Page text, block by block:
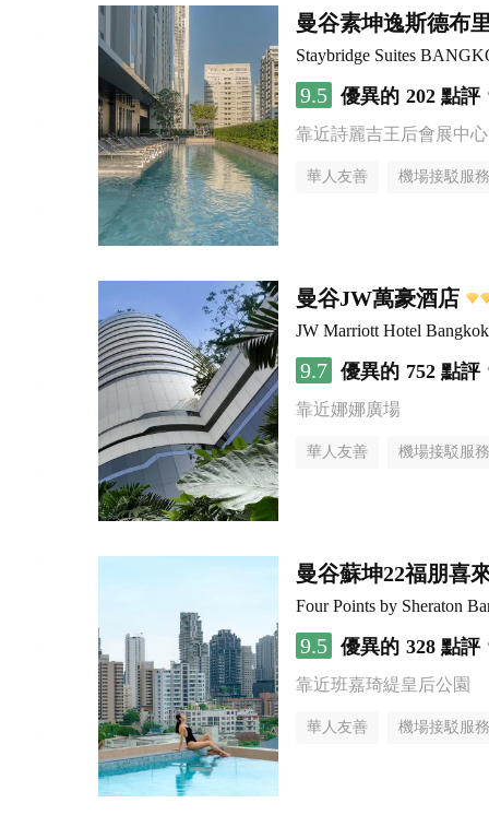
曼谷素坤逸斯德布
Staybridge Suites
9.5 優異的 202 點評
靠近詩麗吉王后會展中心
華人友善 機場接駁服務
曼谷JW萬豪酒店
JW Marriott Hotel Bangkok
9.7 優異的 752 點評
靠近娜娜廣場
華人友善 機場接駁服務
曼谷蘇坤22福朋喜
Four Points by Sheraton
9.5 優異的 328 點評
靠近班嘉琦緹皇后公園
華人友善 機場接駁服務